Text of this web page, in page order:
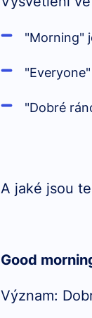
"Morning"
"Dobré
A jaké jsou
Good
Význam: